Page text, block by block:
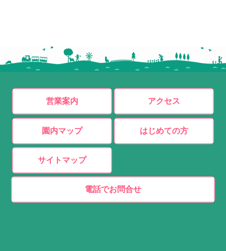
営業案内 アクセス
園内マップ はじめての方
サイトマップ
電話でお問合せ